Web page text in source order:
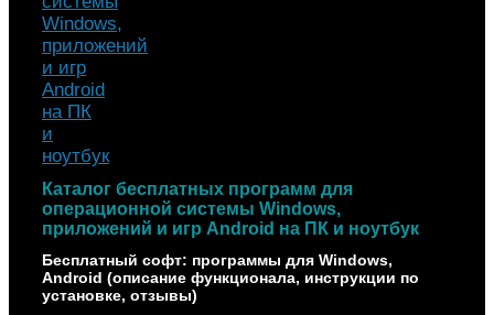
Каталог бесплатных программ для
операционной системы Windows,
приложений и игр Android на ПК и ноутбук
Бесплатный софт: программы для Windows,
Android (описание функционала, инструкции по
установке, отзывы)